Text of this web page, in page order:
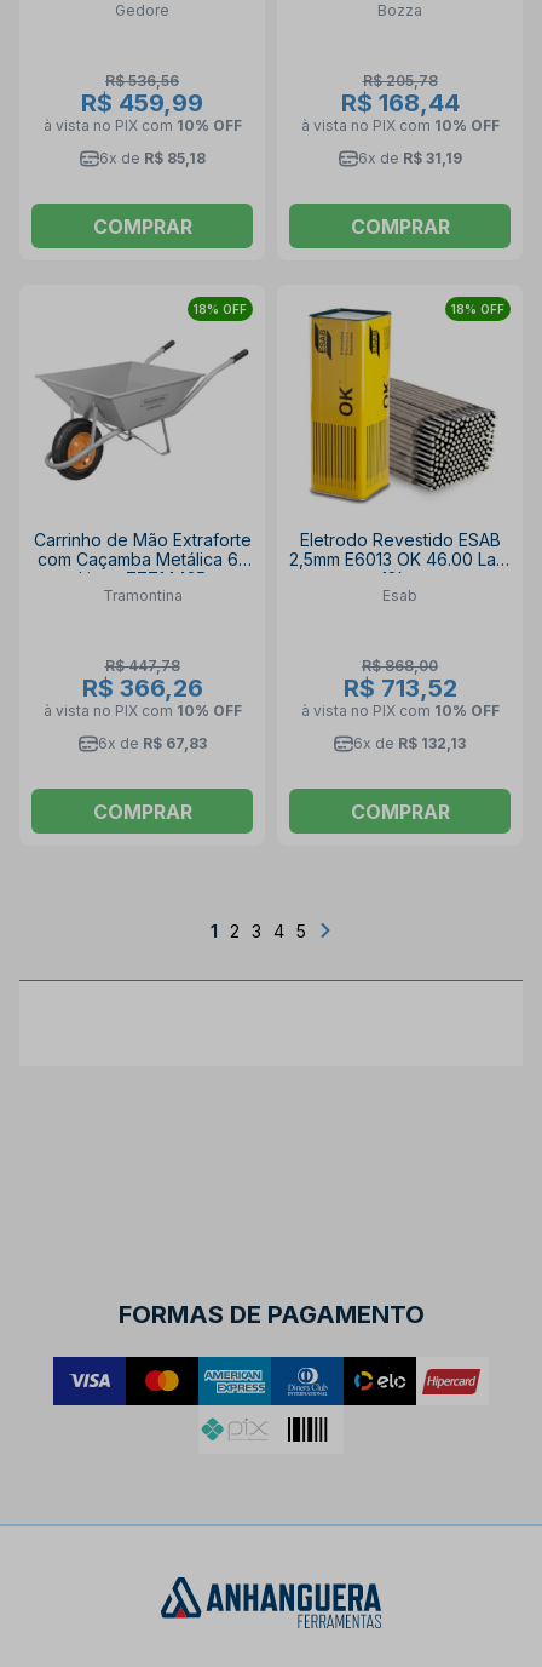
2170-2160 GEDORE
Gedore
R$ 536,56
R$ 459,99
à vista no PIX com 10% OFF
6x de R$ 85,18
COMPRAR
Bozza
R$ 205,78
R$ 168,44
à vista no PIX com 10% OFF
6x de R$ 31,19
COMPRAR
18% OFF
Carrinho de Mão Extraforte
com Caçamba Metálica 65
Litros 77714435
TRAMONTINA
Tramontina
R$ 447,78
R$ 366,26
à vista no PIX com 10% OFF
6x de R$ 67,83
COMPRAR
18% OFF
Eletrodo Revestido ESAB
2,5mm E6013 OK 46.00 Lata
18kg
Esab
R$ 868,00
R$ 713,52
à vista no PIX com 10% OFF
6x de R$ 132,13
COMPRAR
1 2 3 4 5
FORMAS DE PAGAMENTO